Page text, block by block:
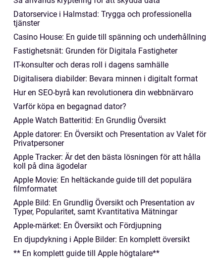
Datorservice i Halmstad: Trygga och professionella
tjänster
Casino House: En guide till spänning och underhållning
Fastighetsnät: Grunden för Digitala Fastigheter
IT-konsulter och deras roll i dagens samhälle
Digitalisera diabilder: Bevara minnen i digitalt format
Hur en SEO-byrå kan revolutionera din webbnärvaro
Varför köpa en begagnad dator?
Apple Watch Batteritid: En Grundlig Översikt
Apple datorer: En Översikt och Presentation av Valet för
Privatpersoner
Apple Tracker: Är det den bästa lösningen för att hålla
koll på dina ägodelar
Apple Movie: En heltäckande guide till det populära
filmformatet
Apple Bild: En Grundlig Översikt och Presentation av
Typer, Popularitet, samt Kvantitativa Mätningar
Apple-märket: En Översikt och Fördjupning
En djupdykning i Apple Bilder: En komplett översikt
** En komplett guide till Apple högtalare**